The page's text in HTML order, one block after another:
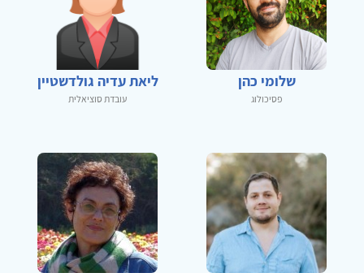
שלומי כהן
פסיכולוג
ליאת עדיה גולדשטיין
עובדת סוציאלית